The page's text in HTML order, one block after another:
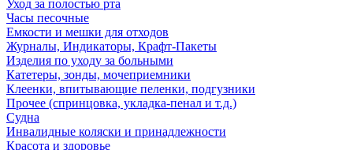
Уход за полостью рта
Часы песочные
Емкости и мешки для отходов
Журналы, Индикаторы, Крафт-Пакеты
Изделия по уходу за больными
Катетеры, зонды, мочеприемники
Клеенки, впитывающие пеленки, подгузники
Прочее (спринцовка, укладка-пенал и т.д.)
Судна
Инвалидные коляски и принадлежности
Красота и здоровье